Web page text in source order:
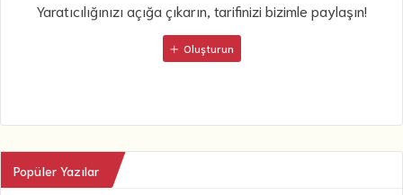
Yaratıcılığınızı açığa çıkarın, tarifinizi bizimle paylaşın!
Oluşturun
Popüler Yazılar